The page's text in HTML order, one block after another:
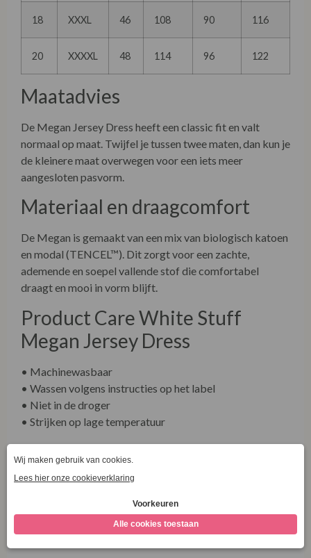
18 XXXL 46 108 90 116
20 XXXXL 48 114 96 122
Maatadvies
De Megan Jersey Dress heeft een classic fit en valt
normaal op maat. Twijfel je tussen twee maten, dan kun je
de kleinere maat overwegen voor een iets meer
aangesloten pasvorm.
Materiaal en draagcomfort
De Megan is gemaakt van een mix van biologisch katoen
en modal (TENCEL™). Dit zorgt voor een zachte,
ademende en soepel vallende stof die comfortabel
draagt en mooi in vorm blijft.
Product Care White Stuff
Megan Jersey Dress
• Machinewasbaar
• Wassen volgens instructies op het label
• Niet in de droger
• Strijken op lage temperatuur
White Stuff
White Stuff staat bekend om comfortabele jurken met
fijne materialen en draagbare pasvormen. De Megan
Jersey Dress past perfect in die lijn: veelzijdig, zacht en
geschikt voor elke dag.